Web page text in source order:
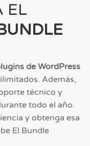
EL
de WordPress
Además,
técnico y
todo el año.
y obtenga esa
El Bundle